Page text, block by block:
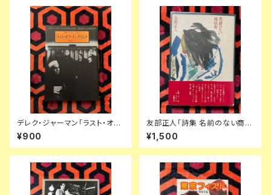
デレク・ジャーマン「ラスト・オ
ブ・イングランド」北折智子訳 初
版 フィルムアート社
¥900
友部正人「詩集 名前のない商店
街」 初版 帯付き 装幀:田辺輝男
思潮社 URC
¥1,500